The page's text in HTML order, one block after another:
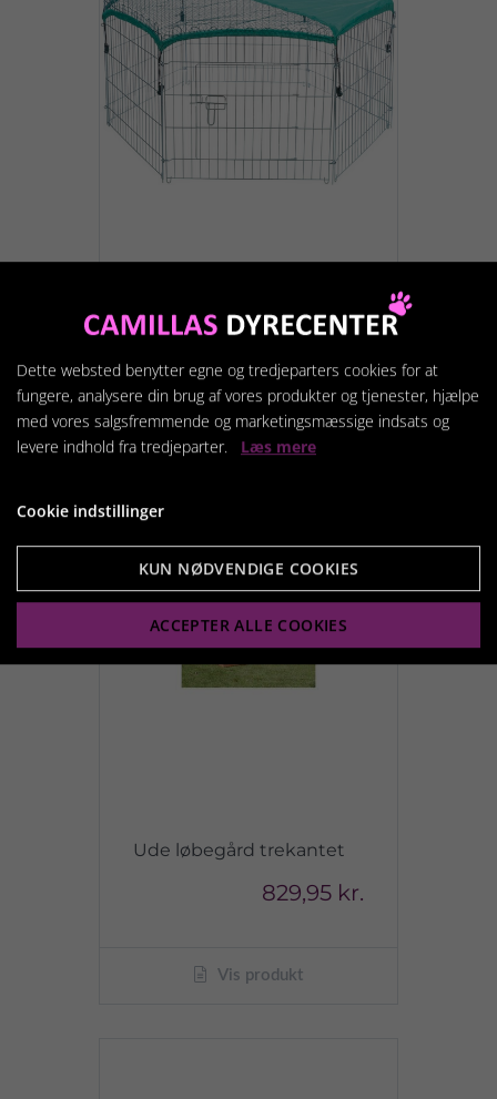
Vis produkt
Ude løbegård trekantet
829,95 kr.
Vis produkt
Dette websted benytter egne og tredjeparters cookies for at
fungere, analysere din brug af vores produkter og tjenester, hjælpe
med vores salgsfremmende og marketingsmæssige indsats og
levere indhold fra tredjeparter. Læs mere
Cookie indstillinger
KUN NØDVENDIGE COOKIES
ACCEPTER ALLE COOKIES